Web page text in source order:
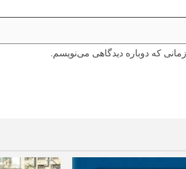
که دوباره دیدگاهی می‌نویسم.